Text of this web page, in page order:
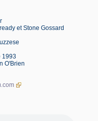
et Stone Gossard
1993
O'Brien